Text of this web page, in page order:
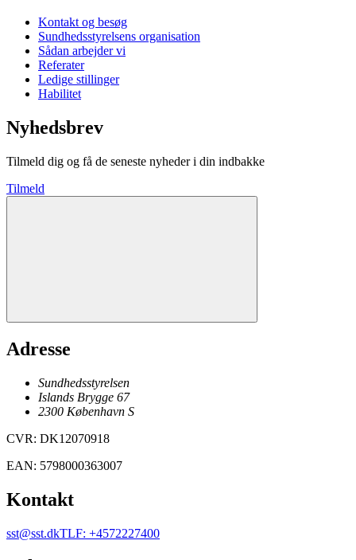
Kontakt og besøg
Sundhedsstyrelsens organisation
Sådan arbejder vi
Referater
Ledige stillinger
Habilitet
Nyhedsbrev
Tilmeld dig og få de seneste nyheder i din indbakke
Tilmeld
Adresse
Sundhedsstyrelsen
Islands Brygge 67
2300 København S
CVR: DK12070918
EAN: 5798000363007
Kontakt
sst@sst.dkTLF: +4572227400